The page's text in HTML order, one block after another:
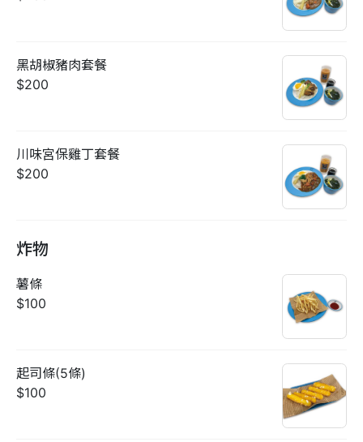
黑胡椒豬肉套餐
$200
川味宮保雞丁套餐
$200
炸物
薯條
$100
起司條(5條)
$100